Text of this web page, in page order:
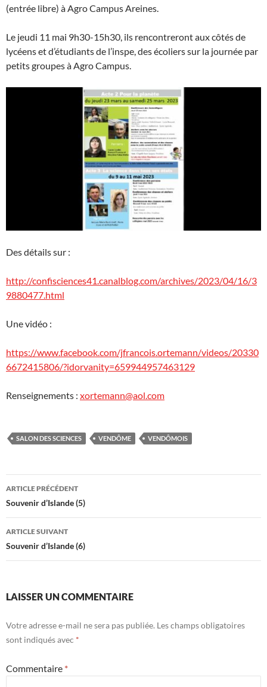
(entrée libre) à Agro Campus Areines.
Le jeudi 11 mai 9h30-15h30, ils rencontreront aux côtés de
lycéens et d’étudiants de l’inspe, des écoliers sur la journée par
petits groupes à Agro Campus.
Des détails sur :
http://confisciences41.canalblog.com/archives/2023/04/16/3
9880477.html
Une vidéo :
https://www.facebook.com/jfrancois.ortemann/videos/20330
6672415806/?idorvanity=659944957463129
Renseignements : xortemann@aol.com
SALON DES SCIENCES VENDÔME VENDÔMOIS
Navigation
des
articles
ARTICLE PRÉCÉDENT
Souvenir d’Islande (5)
ARTICLE SUIVANT
Souvenir d’Islande (6)
LAISSER UN COMMENTAIRE
Votre adresse e-mail ne sera pas publiée. Les champs obligatoires
sont indiqués avec *
Commentaire *